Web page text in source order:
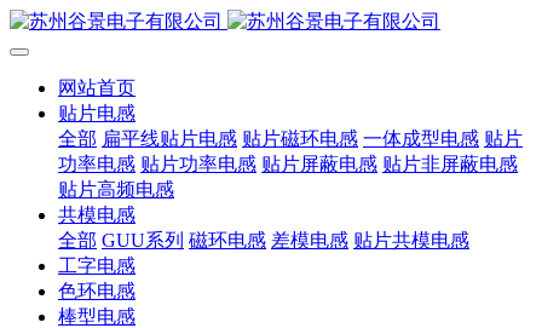
网站首页
贴片电感
全部 扁平线贴片电感 贴片磁环电感 一体成型电感 贴片
功率电感 贴片功率电感 贴片屏蔽电感 贴片非屏蔽电感
贴片高频电感
共模电感
全部 GUU系列 磁环电感 差模电感 贴片共模电感
工字电感
色环电感
棒型电感